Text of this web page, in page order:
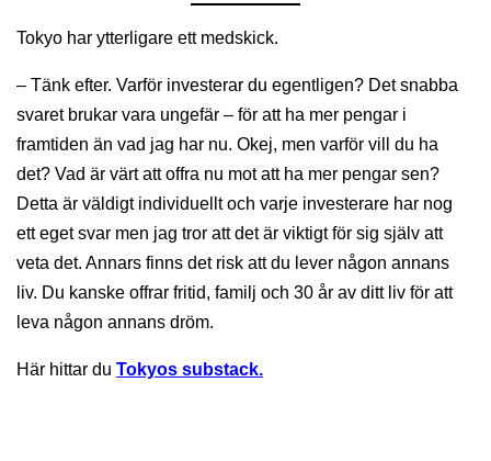
Tokyo har ytterligare ett medskick.
– Tänk efter. Varför investerar du egentligen? Det snabba
svaret brukar vara ungefär – för att ha mer pengar i
framtiden än vad jag har nu. Okej, men varför vill du ha
det? Vad är värt att offra nu mot att ha mer pengar sen?
Detta är väldigt individuellt och varje investerare har nog
ett eget svar men jag tror att det är viktigt för sig själv att
veta det. Annars finns det risk att du lever någon annans
liv. Du kanske offrar fritid, familj och 30 år av ditt liv för att
leva någon annans dröm.
Här hittar duTokyos substack.